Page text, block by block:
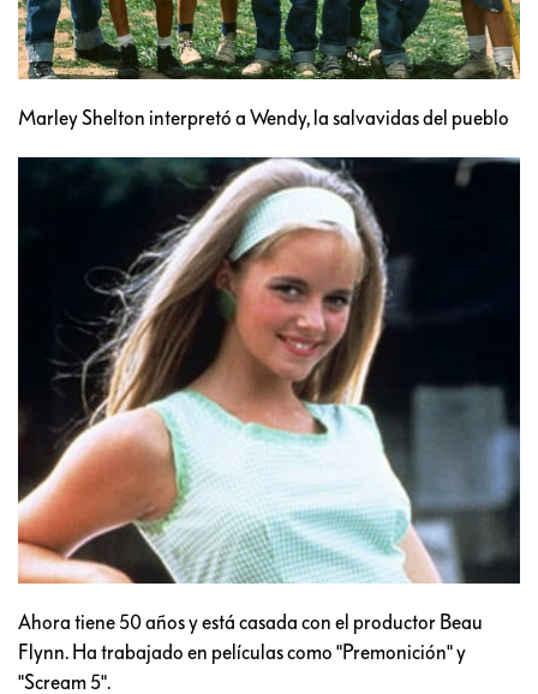
Marley Shelton interpretó a Wendy, la salvavidas del pueblo
Ahora tiene 50 años y está casada con el productor Beau
Flynn. Ha trabajado en películas como "Premonición" y
"Scream 5".